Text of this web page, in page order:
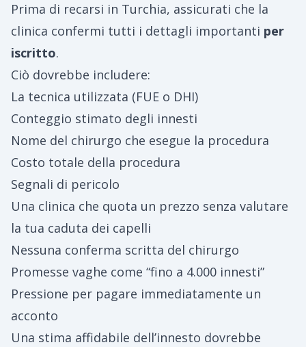
Prima di recarsi in Turchia, assicurati che la
clinica confermi tutti i dettagli importanti per
iscritto.
Ciò dovrebbe includere:
La tecnica utilizzata (FUE o DHI)
Conteggio stimato degli innesti
Nome del chirurgo che esegue la procedura
Costo totale della procedura
Segnali di pericolo
Una clinica che quota un prezzo senza valutare
la tua caduta dei capelli
Nessuna conferma scritta del chirurgo
Promesse vaghe come “fino a 4.000 innesti”
Pressione per pagare immediatamente un
acconto
Una stima affidabile dell’innesto dovrebbe